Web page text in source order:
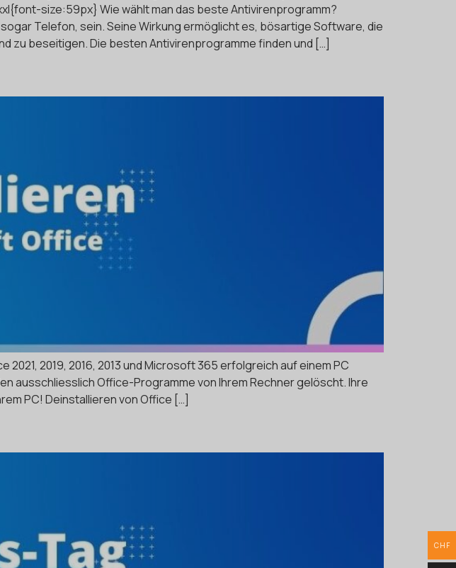
size:59px} Wie wählt man das beste Antivirenprogramm?
Telefon, sein. Seine Wirkung ermöglicht es, bösartige Software, die
zu beseitigen. Die besten Antivirenprogramme finden und […]
2019, 2016, 2013 und Microsoft 365 erfolgreich auf einem PC
ausschliesslich Office-Programme von Ihrem Rechner gelöscht. Ihre
PC! Deinstallieren von Office […]
CHF